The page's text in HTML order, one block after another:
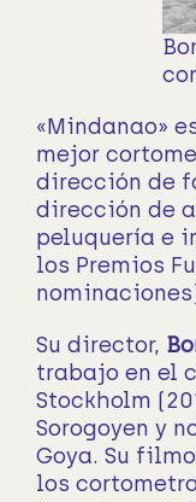
«Mindanao»
mejor
dirección de
dirección de
peluquería e
los Premios
Su director,
trabajo en el
Stockholm
Sorogoyen y
Goya. Su
los